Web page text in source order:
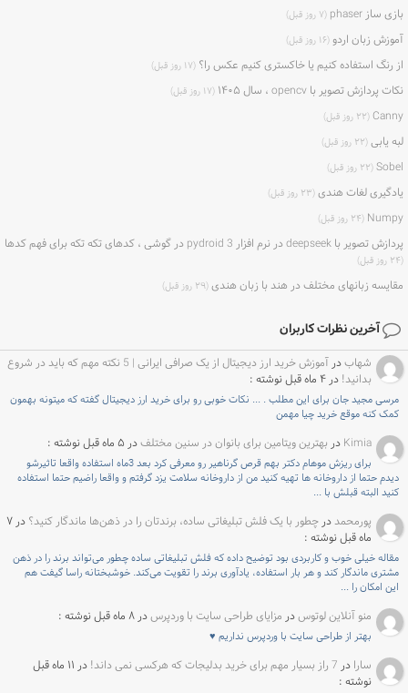
بازی ساز phaser (۷ روز قبل)
آموزش زبان اردو(۱۶ روز قبل)
از رنگ استفاده کنیم یا خاکستری کنیم عکس را؟ (۱۷ روز قبل)
نکات پردازش تصویر با opencv ، سال ۱۴۰۵ (۱۷ روز قبل)
Canny(۲۲ روز قبل)
لبه یابی(۲۲ روز قبل)
Sobel(۲۲ روز قبل)
یادگیری لغات هندی(۲۳ روز قبل)
Numpy (۲۴ روز قبل)
پردازش تصویر با deepseek در نرم افزار pydroid 3 در گوشی ، کدهای تکه تکه برای فهم کدها
(۲۴ روز قبل)
مقایسه زبانهای مختلف در هند با زبان هندی(۲۹ روز قبل)
آخرین نظرات کاربران
شهابدر
آموزش خرید ارز دیجیتال از یک صرافی ایرانی | 5 نکته مهم که باید در شروع
بدانید! در ۴ ماه قبل نوشته :
مرسی مجید جان برای این مطلب . ... نکات خوبی رو برای خرید ارز دیجیتال گفته که میتونه بهمون
کمک کنه موقع خرید چیا مهمن
Kimia در بهترین ویتامین برای بانوان در سنین مختلفدر ۵ ماه قبل نوشته :
برای ریزش موهام دکتر بهم قرص گرناهیر رو معرفی کرد بعد 3ماه استفاده واقعا تاثیرشو
دیدم حتما از داروخانه ها تهیه کنید من از داروخانه سلامت یزد گرفتم و واقعا راضیم حتما استفاده
کنید البته قبلش با ...
پورمحمددرچطور با یک فلش تبلیغاتی ساده، برندتان را در ذهن‌ها ماندگار کنید؟
در ۷
ماه قبل نوشته :
مقاله خیلی خوب و کاربردی بود توضیح داده که فلش تبلیغاتی ساده چطور می‌تواند برند را در ذهن
مشتری ماندگار کند و هر بار استفاده، یادآوری برند را تقویت می‌کند. خوشبختانه راسا گیفت هم
این امکان را ...
منو آنلاین لوتوسدر مزایای طراحی سایت با وردپرسدر ۸ ماه قبل نوشته :
بهتر از طراحی سایت با وردپرس نداریم ♥
سارا در 7 راز بسیار مهم برای خرید بدلیجات که هرکسی نمی داند!
در ۱۱ ماه قبل
نوشته :